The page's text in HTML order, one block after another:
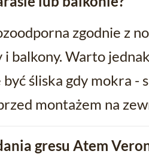
zgodnie z
i balkony. Warto
śliska gdy mokra -
montażem na
gresu Atem